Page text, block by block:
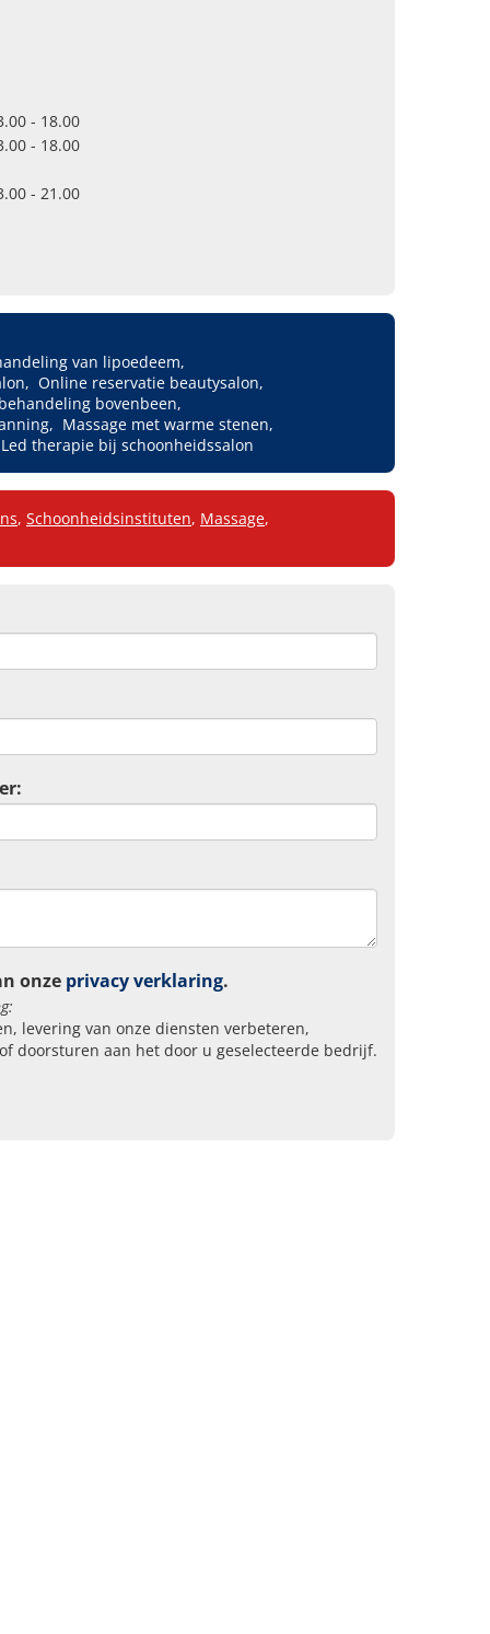
- 18.00
- 18.00
- 21.00
van lipoedeem
Online reservatie beautysalon
bovenbeen
Massage met warme stenen
Led therapie bij schoonheidssalon
, Schoonheidsinstituten, Massage,
onze privacy verklaring.
levering van onze diensten verbeteren,
doorsturen aan het door u geselecteerde bedrijf.